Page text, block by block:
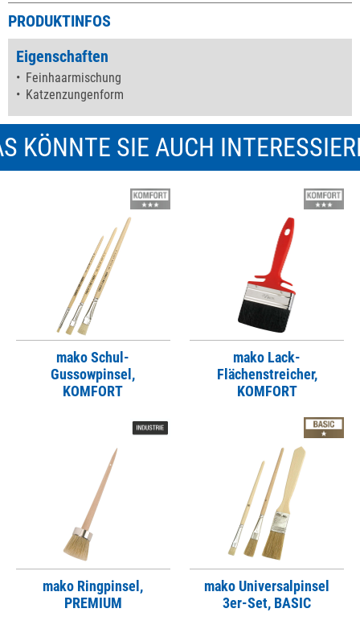
PRODUKTINFOS
Eigenschaften
Feinhaarmischung
Katzenzungenform
KÖNNTE SIE AUCH
mako Schul-
Gussowpinsel,
KOMFORT
mako Lack-
Flächenstreicher,
KOMFORT
mako Ringpinsel,
PREMIUM
mako Universalpinsel
3er-Set, BASIC